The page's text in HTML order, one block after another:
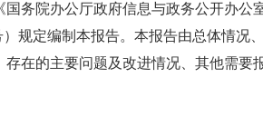
务院办公厅政府信息与政务公开办公
规定编制本报告。本报告由总体情况
在的主要问题及改进情况、其他需要